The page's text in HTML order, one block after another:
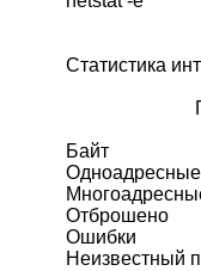
Статистика
Байт